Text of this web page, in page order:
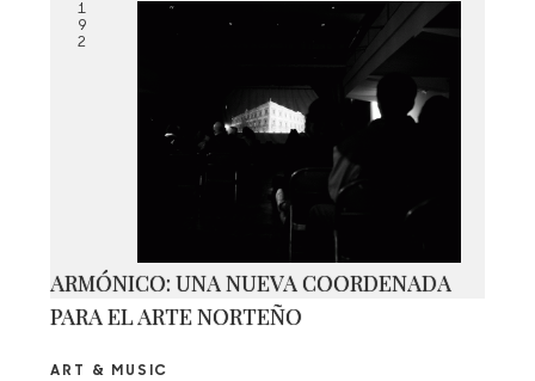
1
9
2
ARMÓNICO: UNA NUEVA COORDENADA
PARA EL ARTE NORTEÑO
ART & MUSIC